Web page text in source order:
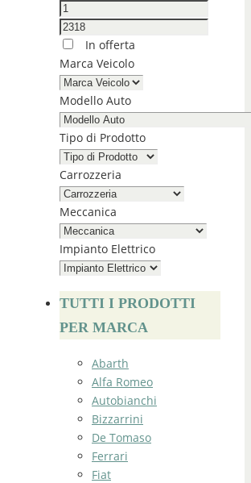
In offerta
Marca Veicolo
Modello Auto
Tipo di Prodotto
Carrozzeria
Meccanica
Impianto Elettrico
TUTTI I PRODOTTI
PER MARCA
Abarth
Alfa Romeo
Autobianchi
Bizzarrini
De Tomaso
Ferrari
Fiat